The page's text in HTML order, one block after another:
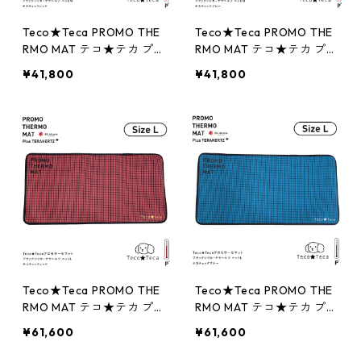
Teco★Teca PROMO THE
RMO MAT テコ★テカ プロ
シリカ＋テラヘルツ ペッ
¥41,800
Teco★Teca PROMO THE
RMO MAT テコ★テカ プロ
シリカ＋テラヘルツ ペッ
¥41,800
Teco★Teca PROMO THE
RMO MAT テコ★テカ プロ
シリカ＋テラヘルツ ペッ
¥61,600
Teco★Teca PROMO THE
RMO MAT テコ★テカ プロ
シリカ＋テラヘルツ ペッ
¥61,600